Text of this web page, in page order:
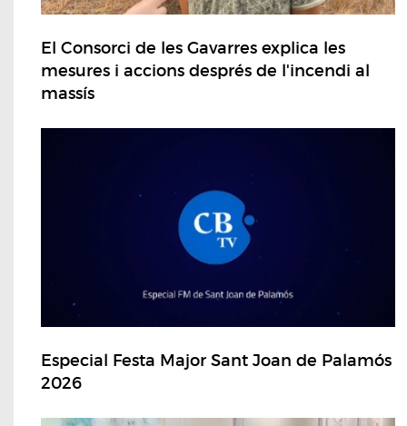
El Consorci de les Gavarres explica les
mesures i accions després de l'incendi al
massís
Especial Festa Major Sant Joan de Palamós
2026